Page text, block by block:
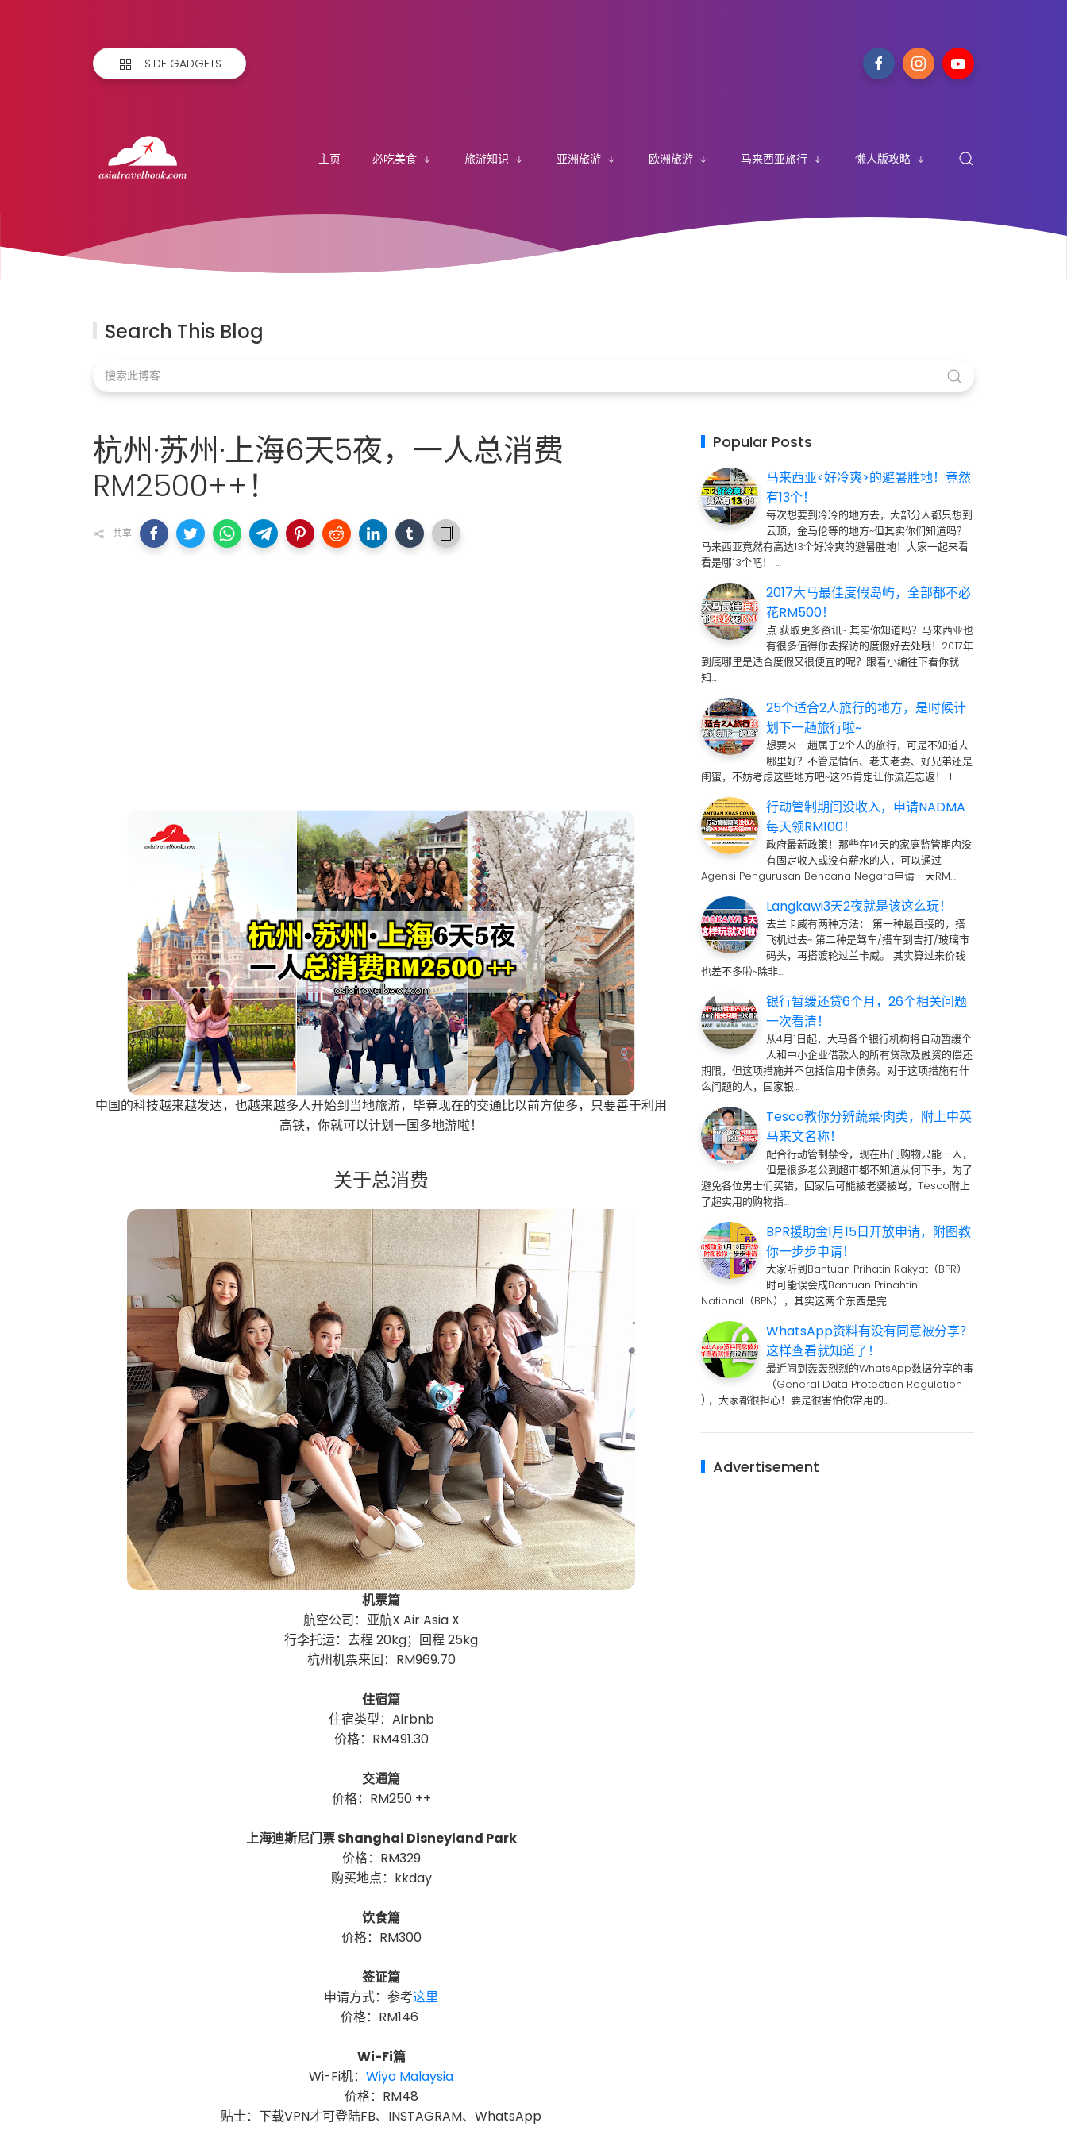
SIDE GADGETS
主页 必吃美食 旅游知识 亚洲旅游 欧洲旅游 马来西亚旅行 懒人版攻略
Search This Blog
杭州·苏州·上海6天5夜，一人总消费
RM2500++！
共享
中国的科技越来越发达，也越来越多人开始到当地旅游，毕竟现在的交通比以前方便多，只要善于利用
高铁，你就可以计划一国多地游啦！
关于总消费
机票篇
航空公司：亚航X Air Asia X
行李托运：去程 20kg；回程 25kg
杭州机票来回：RM969.70
住宿篇
住宿类型：Airbnb
价格：RM491.30
交通篇
价格：RM250 ++
上海迪斯尼门票 Shanghai Disneyland Park
价格：RM329
购买地点：kkday
饮食篇
价格：RM300
签证篇
申请方式：参考这里
价格：RM146
Wi-Fi篇
Wi-Fi机：Wiyo Malaysia
价格：RM48
贴士：下载VPN才可登陆FB、INSTAGRAM、WhatsApp
Popular Posts
马来西亚<好冷爽>的避暑胜地！竟然
有13个！
每次想要到冷冷的地方去，大部分人都只想到
云顶，金马伦等的地方~但其实你们知道吗？
马来西亚竟然有高达13个好冷爽的避暑胜地！大家一起来看
看是哪13个吧！ …
2017大马最佳度假岛屿，全部都不必
花RM500！
点 获取更多资讯~ 其实你知道吗？马来西亚也
有很多值得你去探访的度假好去处哦！2017年
到底哪里是适合度假又很便宜的呢？跟着小编往下看你就
知…
25个适合2人旅行的地方，是时候计
划下一趟旅行啦~
想要来一趟属于2个人的旅行，可是不知道去
哪里好？不管是情侣、老夫老妻、好兄弟还是
闺蜜，不妨考虑这些地方吧~这25肯定让你流连忘返！ 1. …
行动管制期间没收入，申请NADMA
每天领RM100！
政府最新政策！那些在14天的家庭监管期内没
有固定收入或没有薪水的人，可以通过
Agensi Pengurusan Bencana Negara申请一天RM…
Langkawi3天2夜就是该这么玩！
去兰卡威有两种方法： 第一种最直接的，搭
飞机过去~ 第二种是驾车/搭车到吉打/玻璃市
码头，再搭渡轮过兰卡威。 其实算过来价钱
也差不多啦~除非…
银行暂缓还贷6个月，26个相关问题
一次看清！
从4月1日起，大马各个银行机构将自动暂缓个
人和中小企业借款人的所有贷款及融资的偿还
期限，但这项措施并不包括信用卡债务。对于这项措施有什
么问题的人，国家银…
Tesco教你分辨蔬菜·肉类，附上中英
马来文名称！
配合行动管制禁令，现在出门购物只能一人，
但是很多老公到超市都不知道从何下手，为了
避免各位男士们买错，回家后可能被老婆被骂，Tesco附上
了超实用的购物指…
BPR援助金1月15日开放申请，附图教
你一步步申请！
大家听到Bantuan Prihatin Rakyat（BPR）
时可能误会成Bantuan Prinahtin
National（BPN），其实这两个东西是完…
WhatsApp资料有没有同意被分享？
这样查看就知道了！
最近闹到轰轰烈烈的WhatsApp数据分享的事
（General Data Protection Regulation
) ，大家都很担心！要是很害怕你常用的…
Advertisement